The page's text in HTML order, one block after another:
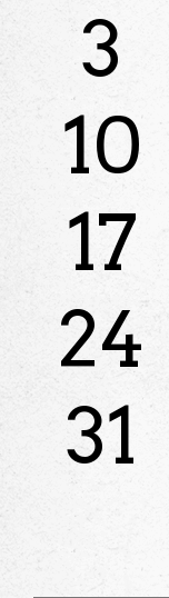
3
10
17
24
31